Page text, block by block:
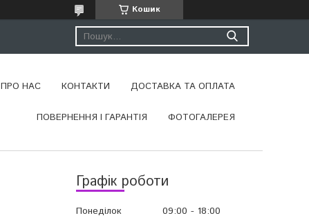
Кошик
ПРО НАС КОНТАКТИ ДОСТАВКА ТА ОПЛАТА
ПОВЕРНЕННЯ І ГАРАНТІЯ ФОТОГАЛЕРЕЯ
Графік роботи
Понеділок 09:00
18:00